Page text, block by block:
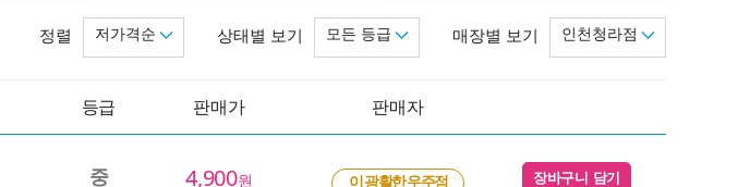
매장별 보기 인천청라점
상태별 보기 모든 등급
정렬 저가격순
등급 판매가 판매자
중 4,900원
이 광활한 우주점 장바구니 담기